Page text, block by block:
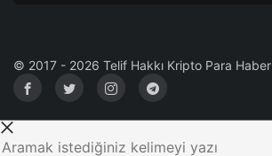
© 2017 - 2026 Telif Hakkı Kripto Para Haber